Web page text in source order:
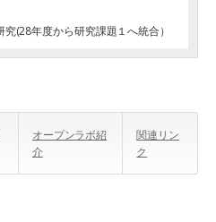
(28年度から研究課題１へ統合）
オープンラボ紹
介
関連リン
ク